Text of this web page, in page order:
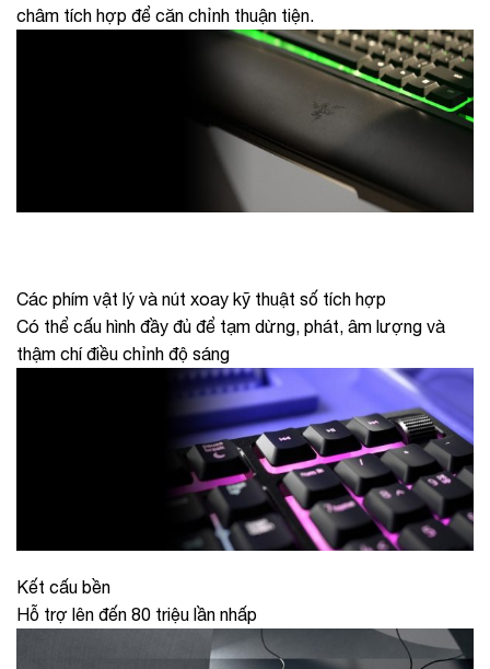
châm tích hợp để căn chỉnh thuận tiện.
Các phím vật lý và nút xoay kỹ thuật số tích hợp
Có thể cấu hình đầy đủ để tạm dừng, phát, âm lượng và
thậm chí điều chỉnh độ sáng
Kết cấu bền
Hỗ trợ lên đến 80 triệu lần nhấp